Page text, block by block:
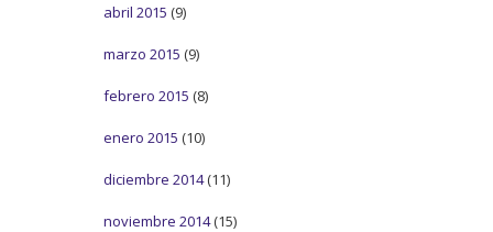
abril 2015 (9)
marzo 2015 (9)
febrero 2015 (8)
enero 2015 (10)
diciembre 2014(11)
noviembre 2014(15)